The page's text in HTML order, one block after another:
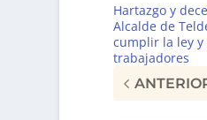
Hartazgo y
Alcalde de
cumplir la ley y
trabajadores